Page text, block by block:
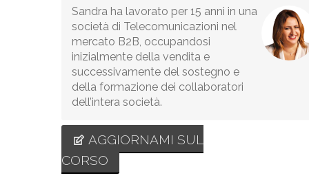
Sandra ha lavorato per 15 anni in una
società di Telecomunicazioni nel
mercato B2B, occupandosi
inizialmente della vendita e
successivamente del sostegno e
della formazione dei collaboratori
dell’intera società.
AGGIORNAMI SUL
CORSO